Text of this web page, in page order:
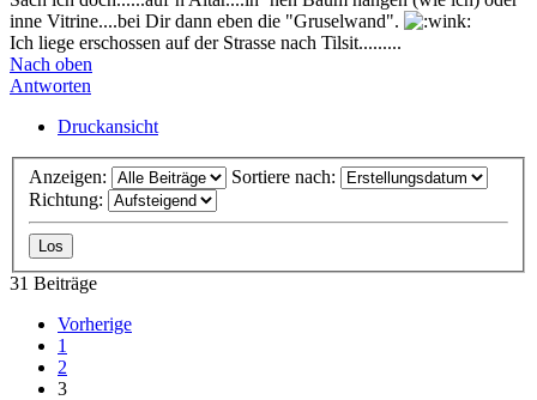
inne Vitrine....bei Dir dann eben die "Gruselwand".
Ich liege erschossen auf der Strasse nach Tilsit.........
Nach oben
Antworten
Druckansicht
Anzeigen:
Sortiere nach:
Richtung:
31 Beiträge
Vorherige
1
2
3